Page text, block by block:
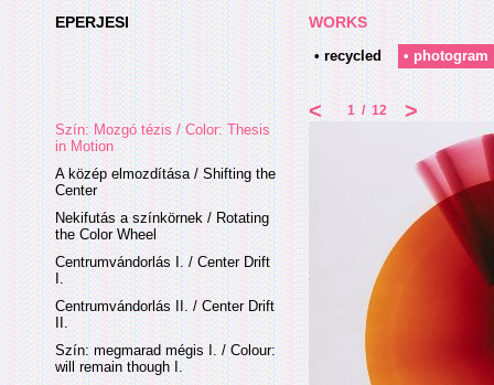
EPERJESI WORKS
• recycled • photogram
Szín: Mozgó tézis / Color: Thesis
in Motion
A közép elmozdítása / Shifting the
Center
Nekifutás a színkörnek / Rotating
the Color Wheel
Centrumvándorlás I. / Center Drift
I.
Centrumvándorlás II. / Center Drift
II.
Szín: megmarad mégis I. / Colour:
will remain though I.
< 1 / 12 >